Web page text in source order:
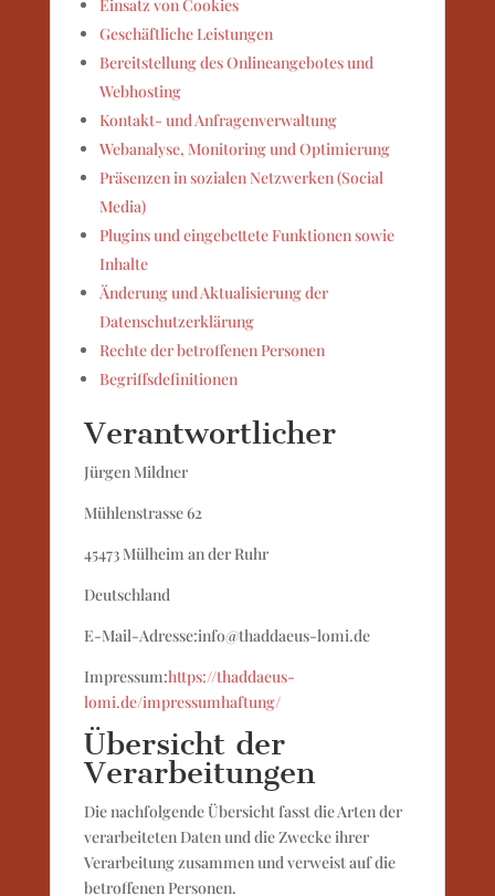
Einsatz von Cookies
Geschäftliche Leistungen
Bereitstellung des Onlineangebotes und
Webhosting
Kontakt- und Anfragenverwaltung
Webanalyse, Monitoring und Optimierung
Präsenzen in sozialen Netzwerken (Social
Media)
Plugins und eingebettete Funktionen sowie
Inhalte
Änderung und Aktualisierung der
Datenschutzerklärung
Rechte der betroffenen Personen
Begriffsdefinitionen
Verantwortlicher
Jürgen Mildner
Mühlenstrasse 62
45473 Mülheim an der Ruhr
Deutschland
E-Mail-Adresse:info@thaddaeus-lomi.de
Impressum:https://thaddaeus-
lomi.de/impressumhaftung/
Übersicht der
Verarbeitungen
Die nachfolgende Übersicht fasst die Arten der
verarbeiteten Daten und die Zwecke ihrer
Verarbeitung zusammen und verweist auf die
betroffenen Personen.